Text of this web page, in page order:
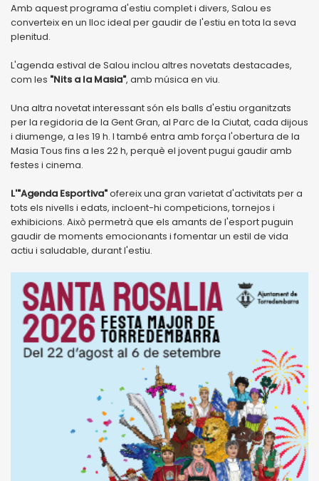
Amb aquest programa d'estiu complet i divers, Salou es
converteix en un lloc ideal per gaudir de l'estiu en tota la seva
plenitud.
L'agenda estival de Salou inclou altres novetats destacades,
com les "Nits a la Masia", amb música en viu.
Una altra novetat interessant són els balls d'estiu organitzats
per la regidoria de la Gent Gran, al Parc de la Ciutat, cada dijous
i diumenge, a les 19 h. I també entra amb força l'obertura de la
Masia Tous fins a les 22 h, perquè el jovent pugui gaudir amb
festes i cinema.
L'"Agenda Esportiva"ofereix una gran varietat d'activitats per a
tots els nivells i edats, incloent-hi competicions, tornejos i
exhibicions. Això permetrà que els amants de l'esport puguin
gaudir de moments emocionants i fomentar un estil de vida
actiu i saludable, durant l'estiu.